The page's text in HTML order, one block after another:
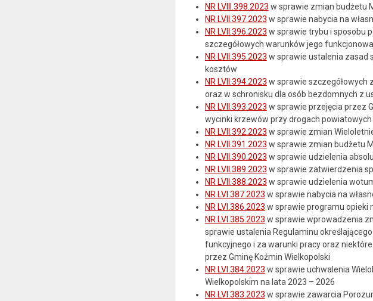
NR LVIII.398.2023 w sprawie zmian budżetu
NR LVII.397.2023 w sprawie nabycia na
NR LVII.396.2023 w sprawie trybu i sposobu
szczegółowych warunków jego
NR LVII.395.2023 w sprawie ustalenia zasad
kosztów
NR LVII.394.2023 w sprawie szczegółowych
oraz w schronisku dla osób bezdomnych z
NR LVII.393.2023 w sprawie przejęcia przez
wycinki krzewów przy drogach
NR LVII.392.2023 w sprawie zmian
NR LVII.391.2023 w sprawie zmian budżetu
NR LVII.390.2023 w sprawie udzielenia
NR LVII.389.2023 w sprawie zatwierdzenia
NR LVII.388.2023 w sprawie udzielenia
NR LVI.387.2023 w sprawie nabycia na
NR LVI.386.2023 w sprawie programu
NR LVI.385.2023 w sprawie wprowadzenia
sprawie ustalenia Regulaminu
funkcyjnego i za warunki pracy oraz
przez Gminę Koźmin Wielkopolski
NR LVI.384.2023 w sprawie uchwalenia
Wielkopolskim na lata 2023 – 2026
NR LVI.383.2023 w sprawie zawarcia